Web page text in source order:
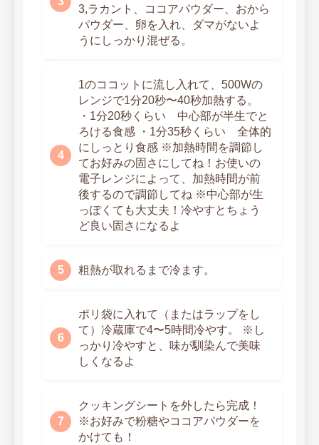
⁡3,ラカント、ココアパウダー、おから
パウダー、卵を入れ、ダマがないよ
うにしっかり混ぜる。
1のココットに流し入れて、500Wの
レンジで1分20秒〜40秒加熱する。
・1分20秒くらい 中心部が半生でと
ろける食感 ・1分35秒くらい 全体的
にしっとり食感 ※加熱時間を調節し
てお好みの固さにしてね！お使いの
電子レンジによって、加熱時間が前
後するので調節してね ※中心部が生
っぽくても大丈夫！冷やすとちょう
ど良い固さになるよ
粗熱が取れるまで冷ます。
ポリ袋に入れて（またはラップをし
て）冷蔵庫で4〜5時間冷やす。 ※し
っかり冷やすと、味が馴染んで美味
しくなるよ
クッキングシートを外したら完成！
※お好みで粉糖やココアパウダーを
かけても！